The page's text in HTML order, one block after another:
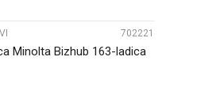
702221
Minolta Bizhub 163-ladica